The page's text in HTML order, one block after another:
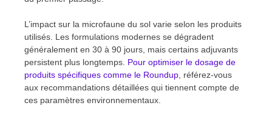
L’impact sur la microfaune du sol varie selon les produits
utilisés. Les formulations modernes se dégradent
généralement en 30 à 90 jours, mais certains adjuvants
persistent plus longtemps. Pour optimiser le dosage de
produits spécifiques comme le Roundup , référez-vous
aux recommandations détaillées qui tiennent compte de
ces paramètres environnementaux.